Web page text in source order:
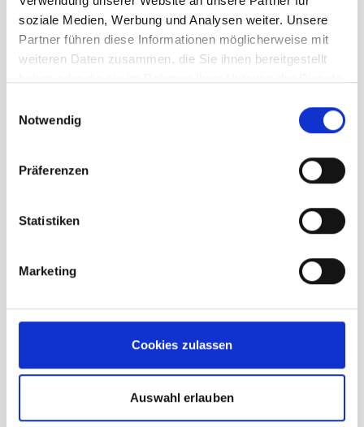
soziale Medien, Werbung und Analysen weiter. Unsere
Partner führen diese Informationen möglicherweise mit
weiteren Daten zusammen, die Sie ihnen bereitgestellt
Notwendig
Präferenzen
Statistiken
Marketing
Cookies zulassen
Auswahl erlauben
149,95 €
inkl. 19% MwSt., zzgl.